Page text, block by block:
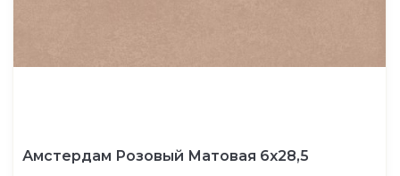
Амстердам Розовый Матовая 6х28,5